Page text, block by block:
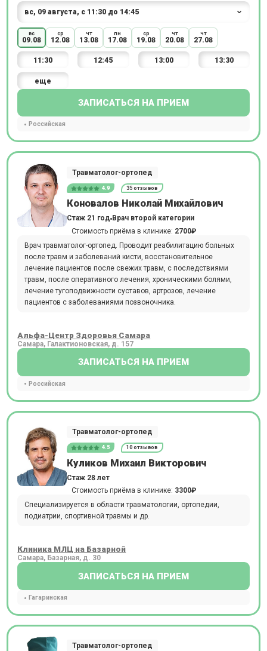
вс
09.08
ср
12.08
чт
13.08
пн
17.08
ср
19.08
чт
20.08
чт
27.08
11:30 12:45 13:00 13:30
еще
ЗАПИСАТЬСЯ НА ПРИЕМ
Российская
Травматолог-ортопед
4.9 35 отзывов
Коновалов Николай Михайлович
Стаж 21 год Врач второй категории
Стоимость приёма в клинике: 2700₽
Врач травматолог-ортопед. Проводит реабилитацию больных
после травм и заболеваний кисти, восстановительное
лечение пациентов после свежих травм, с последствиями
травм, после оперативного лечения, хроническими болями,
лечение тугоподвижности суставов, артрозов, лечение
пациентов с заболеваниями позвоночника.
Альфа-Центр Здоровья Самара
Самара, Галактионовская, д. 157
ЗАПИСАТЬСЯ НА ПРИЕМ
Российская
Травматолог-ортопед
4.5 10 отзывов
Куликов Михаил Викторович
Стаж 28 лет
Стоимость приёма в клинике: 3300₽
Специализируется в области травматологии, ортопедии,
подиатрии, спортивной травмы и др.
Клиника МЛЦ на Базарной
Самара, Базарная, д. 30
ЗАПИСАТЬСЯ НА ПРИЕМ
Гагаринская
Травматолог-ортопед